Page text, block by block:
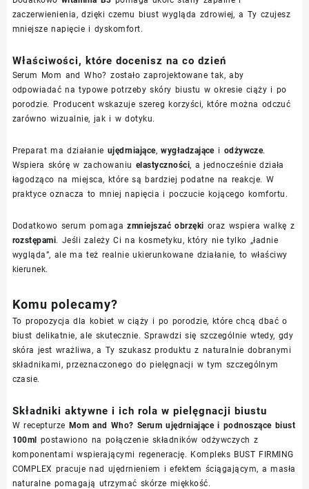
zaczerwienienia, dzięki czemu biust wygląda zdrowiej, a Ty czujesz
mniejsze napięcie i dyskomfort.
Właściwości, które docenisz na co dzień
Serum Mom and Who? zostało zaprojektowane tak, aby
odpowiadać na typowe potrzeby skóry biustu w okresie ciąży i po
porodzie. Producent wskazuje szereg korzyści, które można odczuć
zarówno wizualnie, jak i w dotyku.
Preparat ma działanie ujędrniające,wygładzającei odżywcze.
Wspiera skórę w zachowaniu elastyczności, a jednocześnie działa
łagodząco na miejsca, które są bardziej podatne na reakcje. W
praktyce oznacza to mniej napięcia i poczucie kojącego komfortu.
Dodatkowo serum pomagazmniejszać obrzęki oraz wspiera walkę z
rozstępami. Jeśli zależy Ci na kosmetyku, który nie tylko „ładnie
wygląda”, ale ma też realnie ukierunkowane działanie, to właściwy
kierunek.
Komu polecamy?
To propozycja dla kobiet w ciąży i po porodzie, które chcą dbać o
biust delikatnie, ale skutecznie. Sprawdzi się szczególnie wtedy, gdy
skóra jest wrażliwa, a Ty szukasz produktu z naturalnie dobranymi
składnikami, przeznaczonego do pielęgnacji w tym szczególnym
czasie.
Składniki aktywne i ich rola w pielęgnacji biustu
W recepturze Mom and Who? Serum ujędrniające i podnoszące biust
100ml postawiono na połączenie składników odżywczych z
komponentami wspierającymi regenerację. Kompleks BUST FIRMING
COMPLEX pracuje nad ujędrnieniem i efektem ściągającym, a masła
naturalne pomagają utrzymać skórze miękkość.